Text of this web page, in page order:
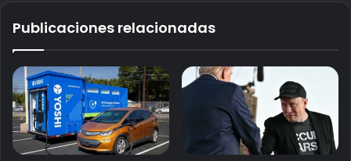
Publicaciones relacionadas